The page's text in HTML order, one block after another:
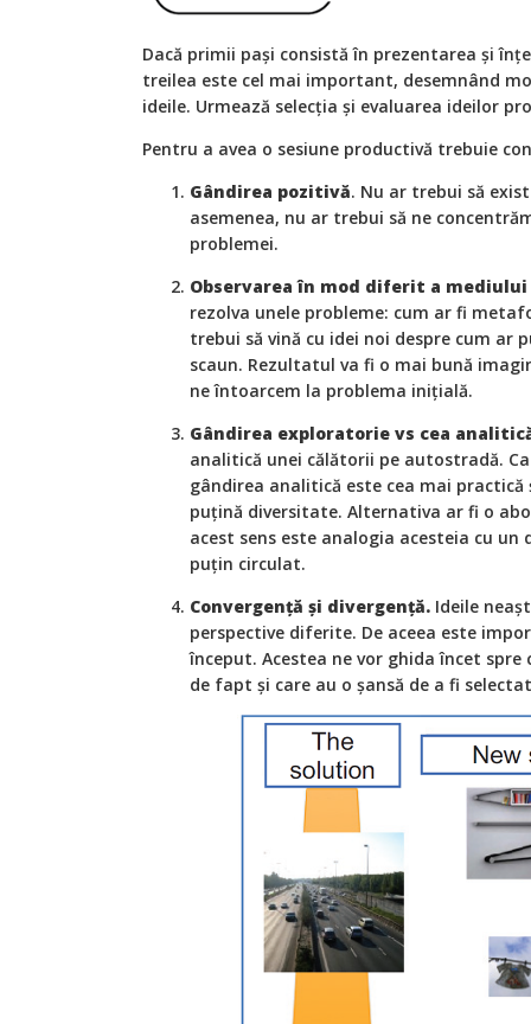
Dacă primii pași consistă în prezentarea și
treilea este cel mai important, desemnând
ideile. Urmează selecția și evaluarea ideilor
Pentru a avea o sesiune productivă trebuie
Gândirea pozitivă. Nu ar trebui să
asemenea, nu ar trebui să ne
problemei.
Observarea în mod diferit a
rezolva unele probleme: cum ar fi
trebui să vină cu idei noi despre cum
scaun. Rezultatul va fi o mai bună
ne întoarcem la problema inițială.
Gândirea exploratorie vs cea
analitică unei călătorii pe autostradă.
gândirea analitică este cea mai
puțină diversitate. Alternativa ar fi o
acest sens este analogia acesteia cu
puțin circulat.
Convergență și divergență. Ideile
perspective diferite. De aceea este
început. Acestea ne vor ghida încet spre
de fapt și care au o șansă de a fi